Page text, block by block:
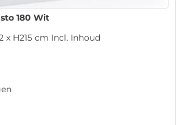
180 Wit
x H215 cm Incl. Inhoud